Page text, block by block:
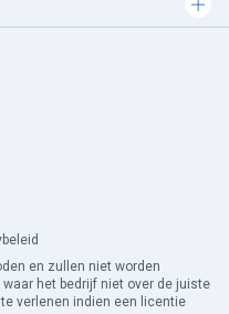
en zullen niet worden
het bedrijf niet over de juiste
verlenen indien een licentie